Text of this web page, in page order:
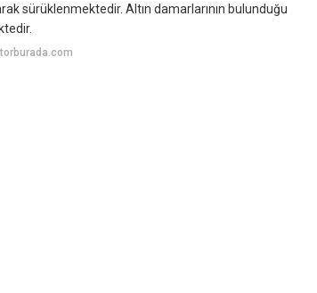
sürüklenmektedir. Altın damarlarının bulunduğu